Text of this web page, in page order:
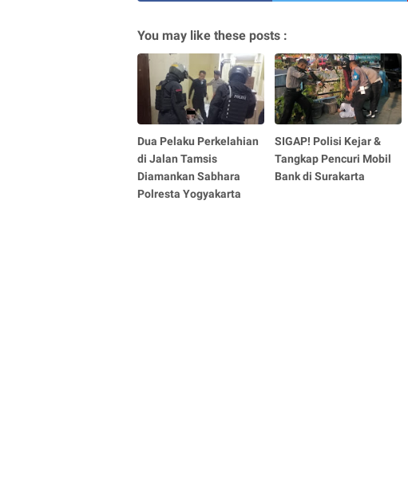
You may like these posts :
Dua Pelaku Perkelahian
di Jalan Tamsis
Diamankan Sabhara
Polresta Yogyakarta
SIGAP! Polisi Kejar &
Tangkap Pencuri Mobil
Bank di Surakarta